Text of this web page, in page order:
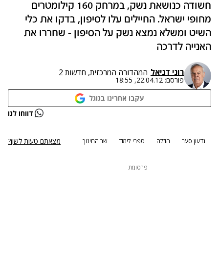
חשודה כנושאת נשק, במרחק 160 קילומטרים
מחופי ישראל. החיילים עלו לסיפון, בדקו את כלי
השיט ומשלא נמצא נשק על הסיפון - שחררו את
האנייה לדרכה
רוני דניאל המהדורה המרכזית, חדשות 2
פורסם: 22.04.12, 18:55
עקבו אחרינו בגוגל
דווחו לנו
גדעון סער הוזלה ספרי לימוד שר החינוך מצאתם טעות לשון?
פרסומת